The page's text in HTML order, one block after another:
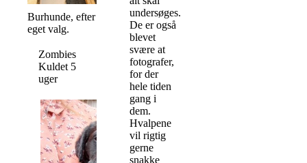
Burhunde, efter
eget valg.
Zombies
Kuldet 5
uger
undersøges.
De er også
blevet
svære at
fotografer,
for der
hele tiden
gang i
dem.
Hvalpene
vil rigtig
gerne
snakke